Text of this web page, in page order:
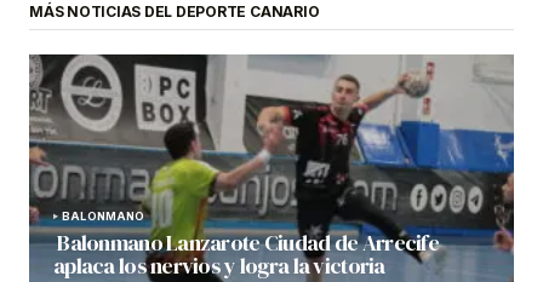
MÁS NOTICIAS DEL DEPORTE CANARIO
BALONMANO
Balonmano Lanzarote Ciudad de Arrecife
aplaca los nervios y logra la victoria